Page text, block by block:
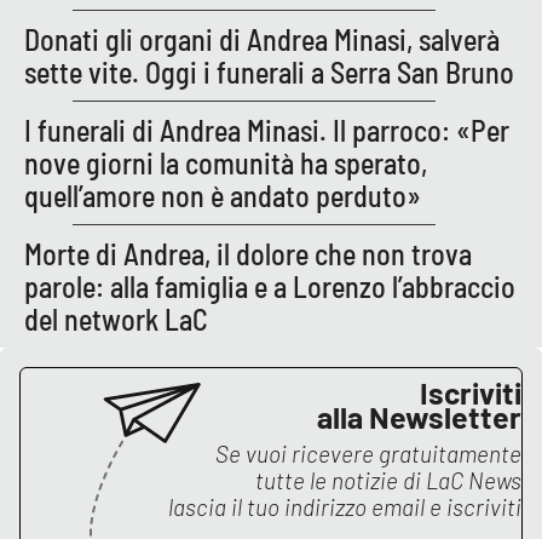
Donati gli organi di Andrea Minasi, salverà
sette vite. Oggi i funerali a Serra San Bruno
I funerali di Andrea Minasi. Il parroco: «Per
nove giorni la comunità ha sperato,
quell’amore non è andato perduto»
Morte di Andrea, il dolore che non trova
parole: alla famiglia e a Lorenzo l’abbraccio
del network LaC
Iscriviti
alla Newsletter
Se vuoi ricevere gratuitamente
tutte le notizie di LaC News
lascia il tuo indirizzo email e iscriviti